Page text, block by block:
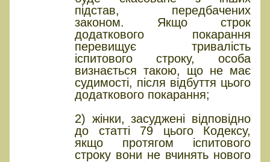
підстав, передбачених
законом. Якщо строк
додаткового покарання
перевищує тривалість
іспитового строку, особа
визнається такою, що не має
судимості, після відбуття цього
додаткового покарання;
2) жінки, засуджені відповідно
до статті 79 цього Кодексу,
якщо протягом іспитового
строку вони не вчинять нового